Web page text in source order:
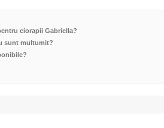
ciorapii Gabriella?
sunt multumit?